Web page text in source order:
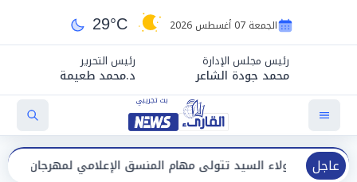
الجمعة 07 أغسطس 2026 29°C
رئيس مجلس الإدارة
محمد جودة الشاعر
رئيس التحرير
د.محمد طعيمة
عاجلتتولى مهام المنسق الإعلامي لمهرجان "الأفضل بين الأفضل"